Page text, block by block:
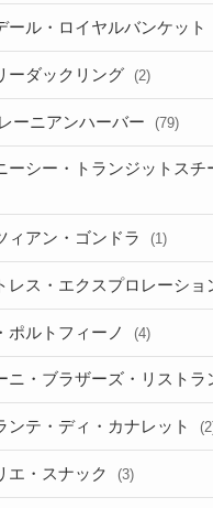
ール・ロイヤルバンケット
ーダックリング (2)
ーニアンハーバー (79)
ーシー・トランジットスチ
ィアン・ゴンドラ (1)
レス・エクスプロレーショ
ポルトフィーノ (4)
ニ・ブラザーズ・リストラ
ンテ・ディ・カナレット
エ・スナック (3)